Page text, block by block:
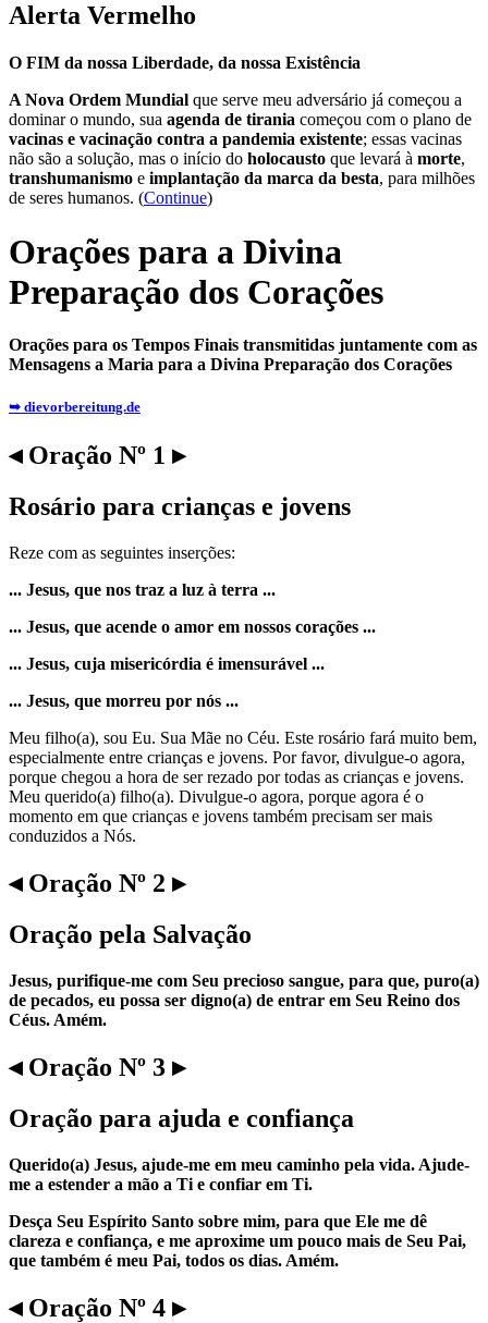
Alerta Vermelho
O FIM da nossa Liberdade, da nossa Existência
A Nova Ordem Mundial que serve meu adversário já começou a
dominar o mundo, sua agenda de tirania começou com o plano de
vacinas e vacinação contra a pandemia existente; essas vacinas
não são a solução, mas o início do holocausto que levará à morte,
transhumanismo e implantação da marca da besta, para milhões
de seres humanos. (Continue)
Orações para a Divina
Preparação dos Corações
Orações para os Tempos Finais transmitidas juntamente com as
Mensagens a Maria para a Divina Preparação dos Corações
➥ dievorbereitung.de
◂ Oração Nº 1 ▸
Rosário para crianças e jovens
Reze com as seguintes inserções:
... Jesus, que nos traz a luz à terra ...
... Jesus, que acende o amor em nossos corações ...
... Jesus, cuja misericórdia é imensurável ...
... Jesus, que morreu por nós ...
Meu filho(a), sou Eu. Sua Mãe no Céu. Este rosário fará muito bem,
especialmente entre crianças e jovens. Por favor, divulgue-o agora,
porque chegou a hora de ser rezado por todas as crianças e jovens.
Meu querido(a) filho(a). Divulgue-o agora, porque agora é o
momento em que crianças e jovens também precisam ser mais
conduzidos a Nós.
◂ Oração Nº 2 ▸
Oração pela Salvação
Jesus, purifique-me com Seu precioso sangue, para que, puro(a)
de pecados, eu possa ser digno(a) de entrar em Seu Reino dos
Céus. Amém.
◂ Oração Nº 3 ▸
Oração para ajuda e confiança
Querido(a) Jesus, ajude-me em meu caminho pela vida. Ajude-
me a estender a mão a Ti e confiar em Ti.
Desça Seu Espírito Santo sobre mim, para que Ele me dê
clareza e confiança, e me aproxime um pouco mais de Seu Pai,
que também é meu Pai, todos os dias. Amém.
◂ Oração Nº 4 ▸